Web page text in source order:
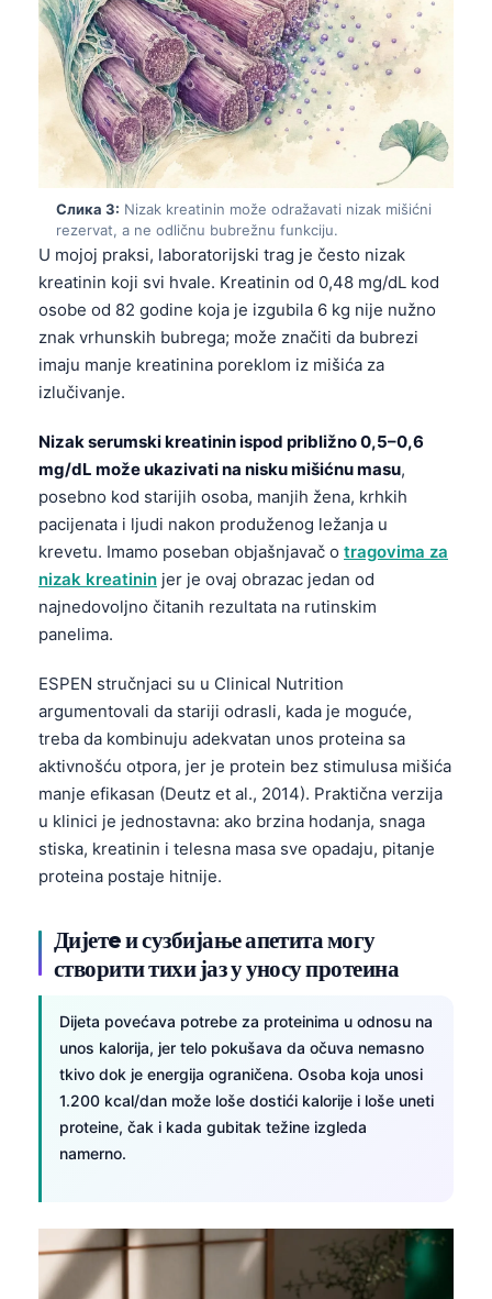
Слика 3: Nizak kreatinin može odražavati nizak mišićni
rezervat, a ne odličnu bubrežnu funkciju.
U mojoj praksi, laboratorijski trag je često nizak
kreatinin koji svi hvale. Kreatinin od 0,48 mg/dL kod
osobe od 82 godine koja je izgubila 6 kg nije nužno
znak vrhunskih bubrega; može značiti da bubrezi
imaju manje kreatinina poreklom iz mišića za
izlučivanje.
Nizak serumski kreatinin ispod približno 0,5–0,6
mg/dL može ukazivati na nisku mišićnu masu,
posebno kod starijih osoba, manjih žena, krhkih
pacijenata i ljudi nakon produženog ležanja u
krevetu. Imamo poseban objašnjavač o tragovima za
nizak kreatinin jer je ovaj obrazac jedan od
najnedovoljno čitanih rezultata na rutinskim
panelima.
ESPEN stručnjaci su u Clinical Nutrition
argumentovali da stariji odrasli, kada je moguće,
treba da kombinuju adekvatan unos proteina sa
aktivnošću otpora, jer je protein bez stimulusa mišića
manje efikasan (Deutz et al., 2014). Praktična verzija
u klinici je jednostavna: ako brzina hodanja, snaga
stiska, kreatinin i telesna masa sve opadaju, pitanje
proteina postaje hitnije.
Дијетe и сузбијање апетита могу
створити тихи јаз у уносу протеина
Dijeta povećava potrebe za proteinima u odnosu na
unos kalorija, jer telo pokušava da očuva nemasno
tkivo dok je energija ograničena. Osoba koja unosi
1.200 kcal/dan može loše dostići kalorije i loše uneti
proteine, čak i kada gubitak težine izgleda
namerno.